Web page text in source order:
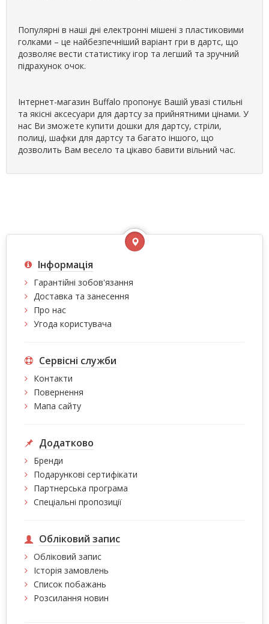
Популярні в наші дні електронні мішені з пластиковими
голками – це найбезпечніший варіант гри в дартс, що
дозволяє вести статистику ігор та легший та зручний
підрахунок очок.
Інтернет-магазин Buffalo пропонує Вашій увазі стильні
та якісні аксесуари для дартсу за прийнятними цінами. У
нас Ви зможете купити дошки для дартсу, стріли,
полиці, шафки для дартсу та багато іншого, що
дозволить Вам весело та цікаво бавити вільний час.
Інформація
Гарантійні зобов'язання
Доставка та занесення
Про нас
Угода користувача
Сервісні служби
Контакти
Повернення
Мапа сайту
Додатково
Бренди
Подарункові сертифікати
Партнерська програма
Спеціальні пропозиції
Обліковий запис
Обліковий запис
Історія замовлень
Список побажань
Розсилання новин